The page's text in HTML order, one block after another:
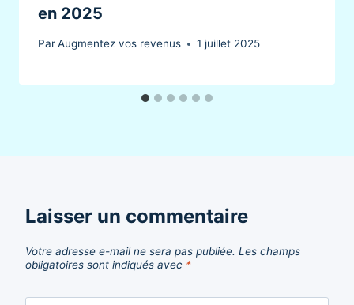
en 2025
ParAugmentez vos revenus 1 juillet 2025
Laisser un commentaire
Votre adresse e-mail ne sera pas publiée. Les champs
obligatoires sont indiqués avec *